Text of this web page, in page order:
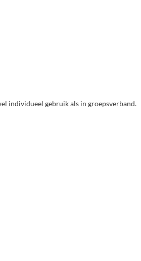
individueel gebruik als in groepsverband.